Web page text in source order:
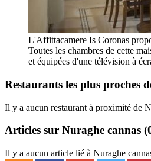
L'Affittacamere Is Coronas
Toutes les chambres de cette
et équipées d'une télévision à
Restaurants les plus proches
Il y a aucun restaurant à proximité de
Articles sur Nuraghe cannas
Il y a aucun article lié à Nuraghe